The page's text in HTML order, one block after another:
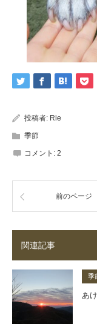
投稿者: Rie
季節
コメント: 2
前のページ
関連記事
季
あ